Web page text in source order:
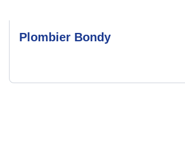
Plombier Bondy